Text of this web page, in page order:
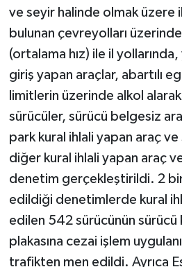
ve seyir halinde olmak üzere
bulunan çevreyolları
(ortalama hız) ile il
giriş yapan araçlar, abartılı
limitlerin üzerinde alkol
sürücüler, sürücü belgesiz
park kural ihlali yapan araç
diğer kural ihlali yapan araç
denetim gerçekleştirildi. 2
edildiği denetimlerde kural
edilen 542 sürücünün sürücü
plakasına cezai işlem
trafikten men edildi. Ayrıca